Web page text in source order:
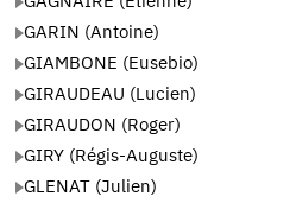
GARIN (Antoine)
GIAMBONE (Eusebio)
GIRAUDEAU (Lucien)
GIRAUDON (Roger)
GIRY (Régis-Auguste)
GLENAT (Julien)